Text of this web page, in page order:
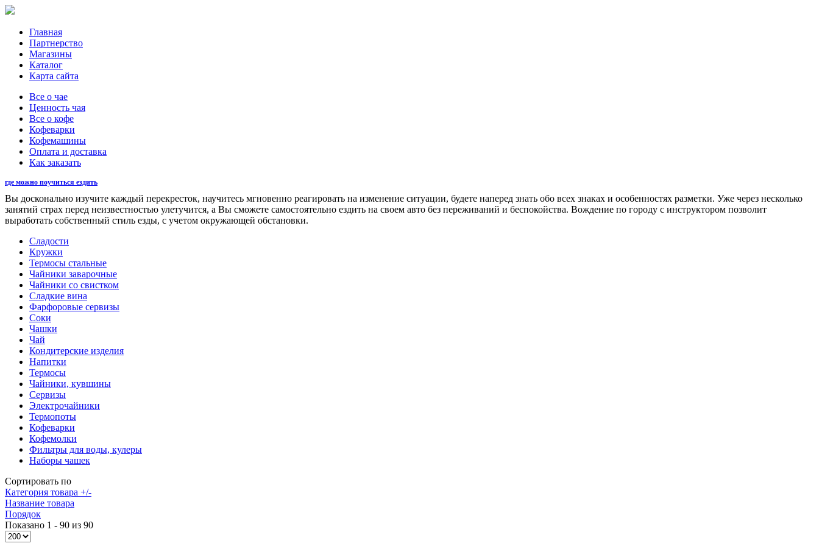
Главная
Партнерство
Магазины
Каталог
Карта сайта
Все о чае
Ценность чая
Все о кофе
Кофеварки
Кофемашины
Оплата и доставка
Как заказать
где можно поучиться ездить
Вы досконально изучите каждый перекресток, научитесь мгновенно реагировать на изменение ситуации, будете наперед знать обо всех знаках и особенностях разметки. Уже через несколько
занятий страх перед неизвестностью улетучится, а Вы сможете самостоятельно ездить на своем авто без переживаний и беспокойства. Вождение по городу с инструктором позволит
выработать собственный стиль езды, с учетом окружающей обстановки.
Сладости
Кружки
Термосы стальные
Чайники заварочные
Чайники со свистком
Сладкие вина
Фарфоровые сервизы
Соки
Чашки
Чай
Кондитерские изделия
Напитки
Термосы
Чайники, кувшины
Сервизы
Электрочайники
Термопоты
Кофеварки
Кофемолки
Фильтры для воды, кулеры
Наборы чашек
Сортировать по
Категория товара +/-
Название товара
Порядок
Показано 1 - 90 из 90